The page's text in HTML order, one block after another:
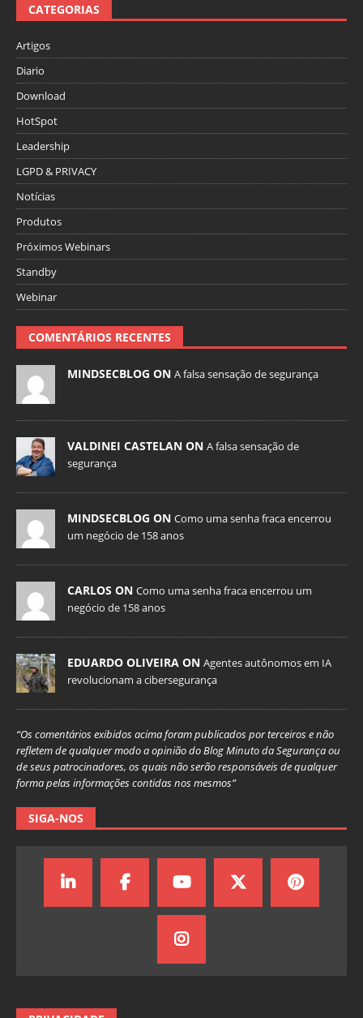
CATEGORIAS
Artigos
Diario
Download
HotSpot
Leadership
LGPD & PRIVACY
Notícias
Produtos
Próximos Webinars
Standby
Webinar
COMENTÁRIOS RECENTES
MINDSECBLOG ON A falsa sensação de segurança
VALDINEI CASTELAN ON A falsa sensação de
segurança
MINDSECBLOG ON Como uma senha fraca encerrou
um negócio de 158 anos
CARLOS ON Como uma senha fraca encerrou um
negócio de 158 anos
EDUARDO OLIVEIRA ON Agentes autônomos em IA
revolucionam a cibersegurança
“Os comentários exibidos acima foram publicados por terceiros e não
refletem de qualquer modo a opinião do Blog Minuto da Segurança ou
de seus patrocinadores, os quais não serão responsáveis de qualquer
forma pelas informações contidas nos mesmos”
SIGA-NOS